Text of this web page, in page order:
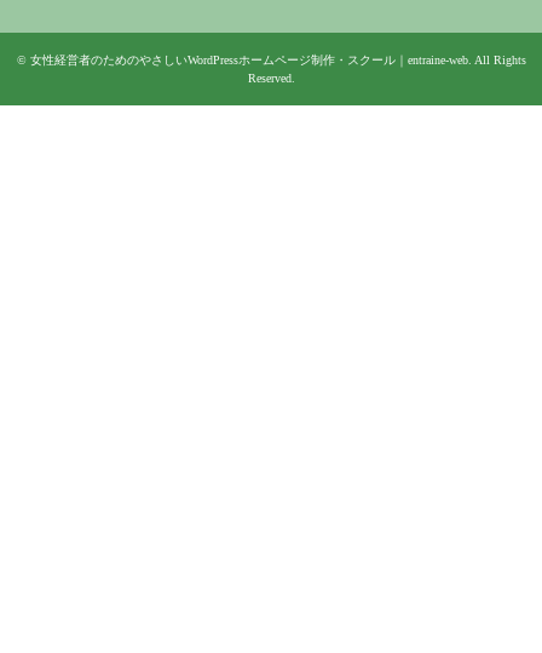
© 女性経営者のためのやさしいWordPressホームページ制作・スクール｜entraine-web. All Rights
Reserved.